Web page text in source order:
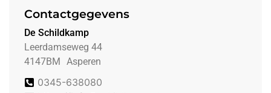
Contactgegevens
De Schildkamp
Leerdamseweg 44
4147BM
Asperen
0345-638080